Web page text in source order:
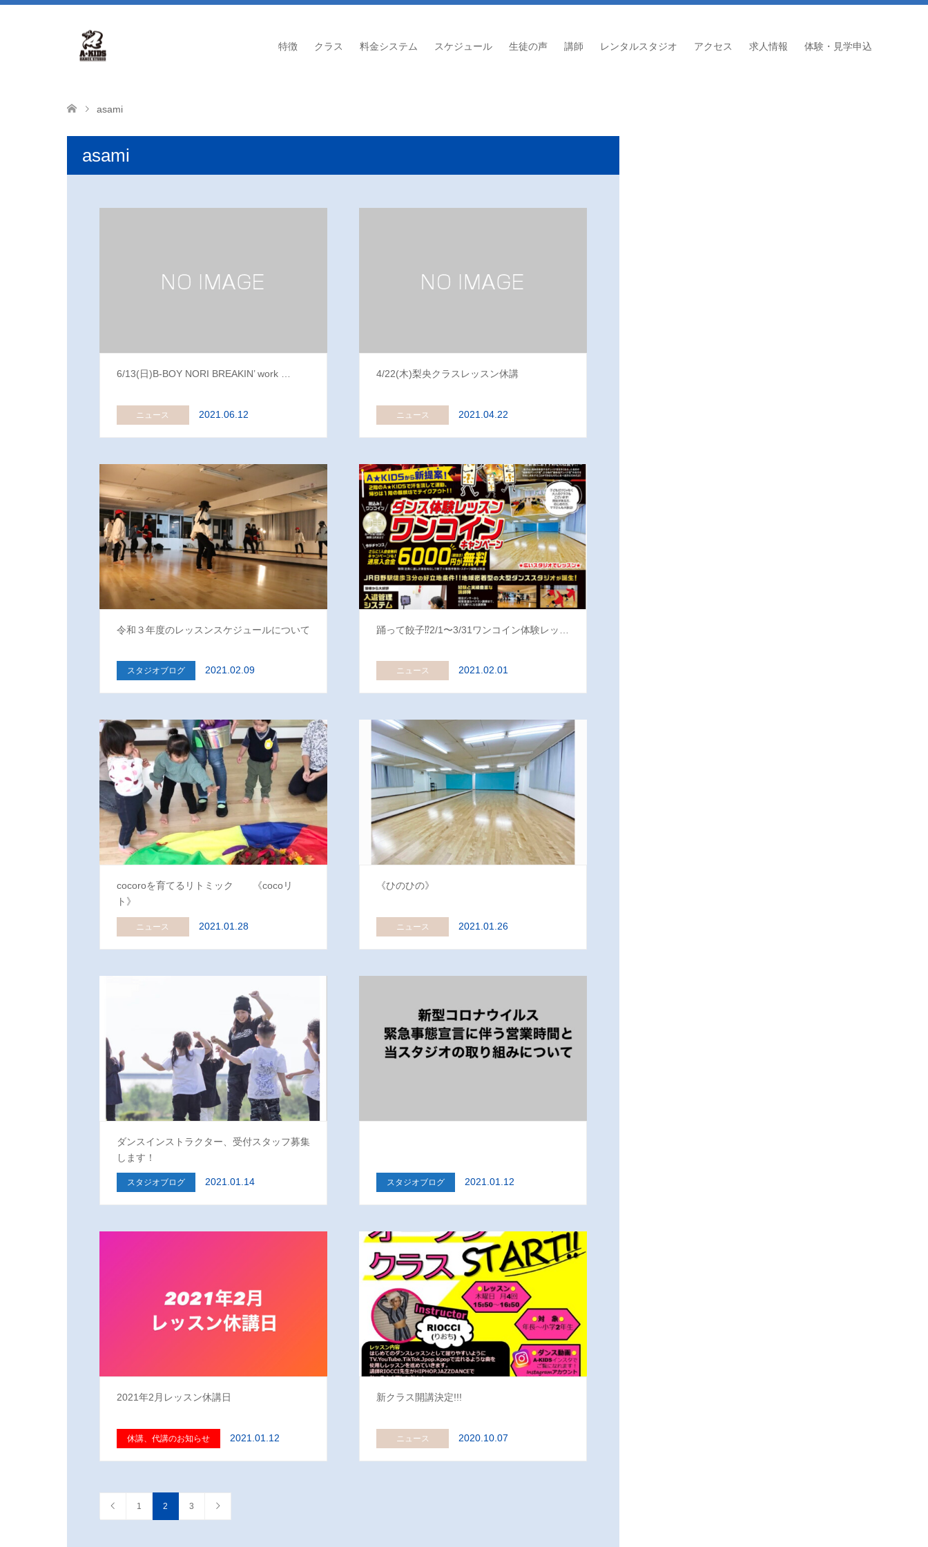
特徴 クラス 料金システム スケジュール 生徒の声 講師 レンタルスタジオ アクセス 求人情報 体験・見学申込
asami
asami
6/13(日)B-BOY NORI BREAKIN’ work …
ニュース 2021.06.12
4/22(木)梨央クラスレッスン休講
ニュース 2021.04.22
令和３年度のレッスンスケジュールについて
スタジオブログ 2021.02.09
踊って餃子⁉️2/1〜3/31ワンコイン体験レッ…
ニュース 2021.02.01
cocoroを育てるリトミック 《cocoリ
ト》
ニュース 2021.01.28
《ひのひの》
ニュース 2021.01.26
ダンスインストラクター、受付スタッフ募集
します！
スタジオブログ 2021.01.14 スタジオブログ 2021.01.12
2021年2月レッスン休講日
休講、代講のお知らせ 2021.01.12
新クラス開講決定!!!
ニュース 2020.10.07
1 2 3